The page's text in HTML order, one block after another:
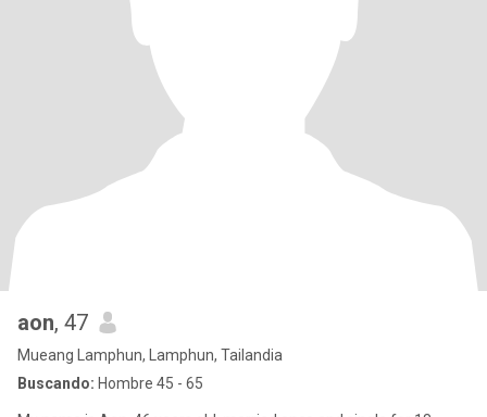
aon, 47
Mueang Lamphun, Lamphun, Tailandia
Buscando: Hombre 45 - 65